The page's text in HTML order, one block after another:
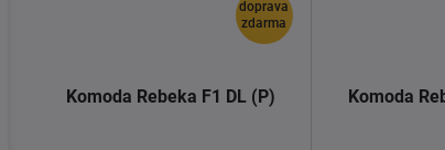
doprava
zdarma
Komoda Rebeka F1 DL (P) Komoda